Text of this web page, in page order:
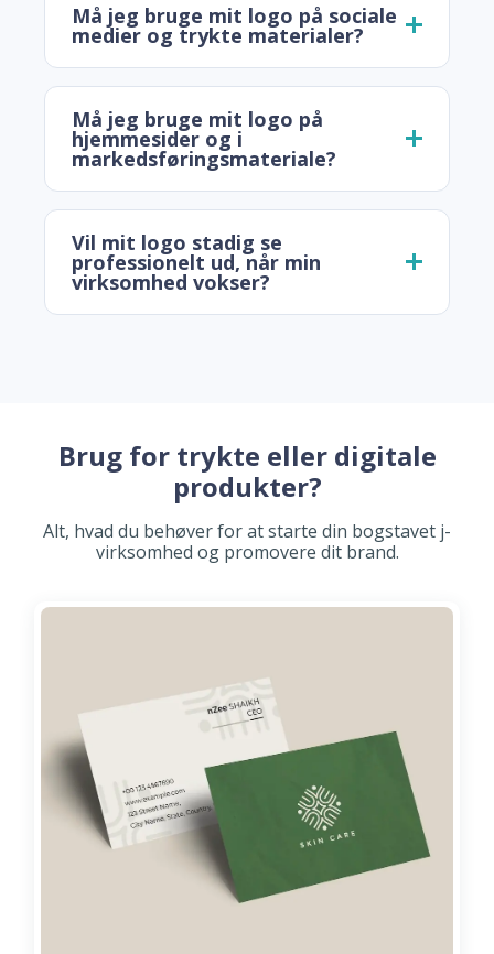
Må jeg bruge mit logo på sociale
medier og trykte materialer?
Må jeg bruge mit logo på
hjemmesider og i
markedsføringsmateriale?
Vil mit logo stadig se
professionelt ud, når min
virksomhed vokser?
Brug for trykte eller digitale
produkter?
Alt, hvad du behøver for at starte din bogstavet j-
virksomhed og promovere dit brand.